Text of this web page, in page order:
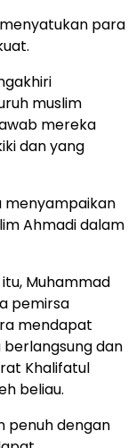
para
muslim
mereka
dan yang
menyampaikan
Ahmadi dalam
Muhammad
pemirsa
mendapat
dan
Khalifatul
beliau.
penuh dengan